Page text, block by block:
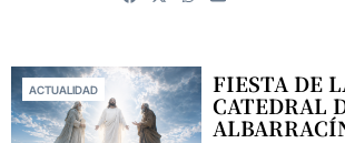
ACTUALIDAD FIESTA DE
CATEDRAL